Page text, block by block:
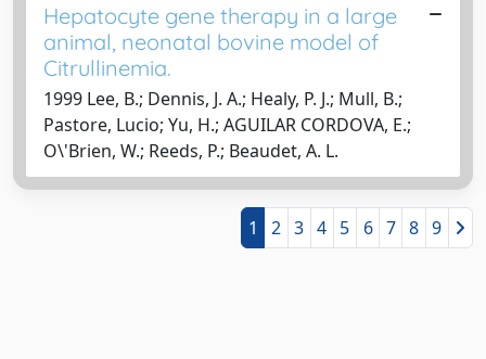
Hepatocyte gene therapy in a large
animal, neonatal bovine model of
Citrullinemia.
1999 Lee, B.; Dennis, J. A.; Healy, P. J.; Mull, B.;
Pastore, Lucio; Yu, H.; AGUILAR CORDOVA, E.;
O\'Brien, W.; Reeds, P.; Beaudet, A. L.
1 2 3 4 5 6 7 8 9